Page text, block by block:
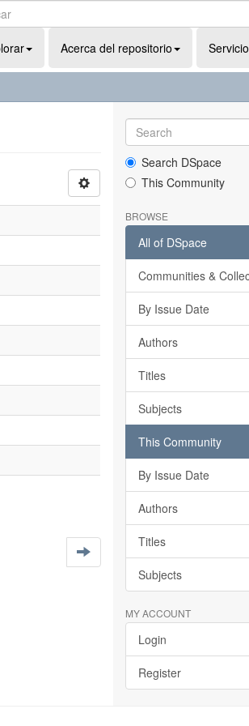
Acerca del repositorio
Search DSpace
This Community
BROWSE
All of DSpace
Communities &
By Issue Date
Authors
Titles
Subjects
This Community
By Issue Date
Authors
Titles
Subjects
MY ACCOUNT
Login
Register